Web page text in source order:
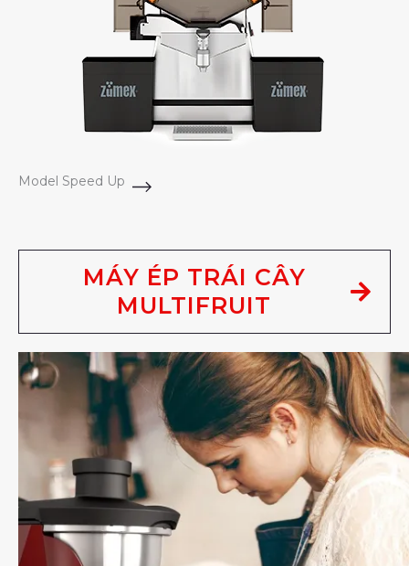
Model Speed Up
MÁY ÉP TRÁI CÂY
MULTIFRUIT